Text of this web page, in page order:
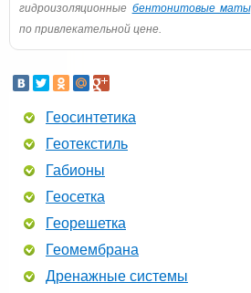
гидроизоляционные бентонитовые
по привлекательной цене.
Геосинтетика
Геотекстиль
Габионы
Геосетка
Георешетка
Геомембрана
Дренажные системы